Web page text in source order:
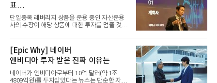
표
“개별종목 레버리지 투자 지금이라도
멈춰라”
단일종목 레버리지 상품을 운용 중인 자산운용
사의 수장이 해당 상품에 대한 투자를 멈출 것을
[Epic Why] 네이버
엔비디아 투자 받은 진짜 이유는
네이버가 엔비디아로부터 10억 달러(약 1조
4809억원)를 투자받았다는 뉴스는 단순한 자금